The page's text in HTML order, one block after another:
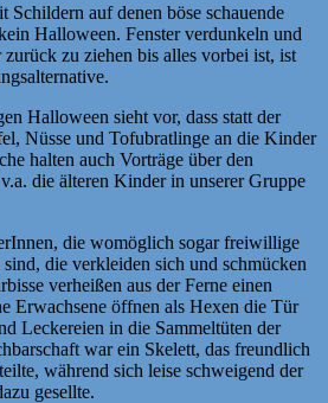
Schildern auf denen böse schauende
Halloween. Fenster verdunkeln und
zu ziehen bis alles vorbei ist, ist
Halloween sieht vor, dass statt der
Nüsse und Tofubratlinge an die Kinder
halten auch Vorträge über den
die älteren Kinder in unserer Gruppe
die womöglich sogar freiwillige
die verkleiden sich und schmücken
verheißen aus der Ferne einen
Erwachsene öffnen als Hexen die Tür
Leckereien in die Sammeltüten der
war ein Skelett, das freundlich
während sich leise schweigend der
gesellte.